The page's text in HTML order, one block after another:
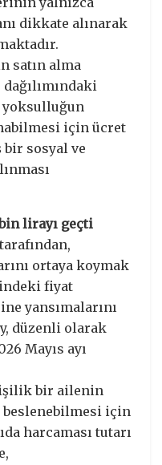
dikkate alınarak
satın alma
yoksulluğun
için ücret
sosyal ve
bin lirayı geçti
ortaya koymak
fiyat
yansımalarını
düzenli olarak
Mayıs ayı
bir ailenin
beslenebilmesi için
harcaması tutarı